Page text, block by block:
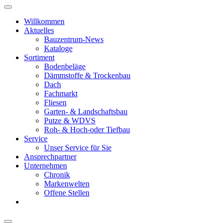
Willkommen
Aktuelles
Bauzentrum-News
Kataloge
Sortiment
Bodenbeläge
Dämmstoffe & Trockenbau
Dach
Fachmarkt
Fliesen
Garten- & Landschaftsbau
Putze & WDVS
Roh- & Hoch-oder Tiefbau
Service
Unser Service für Sie
Ansprechpartner
Unternehmen
Chronik
Markenwelten
Offene Stellen